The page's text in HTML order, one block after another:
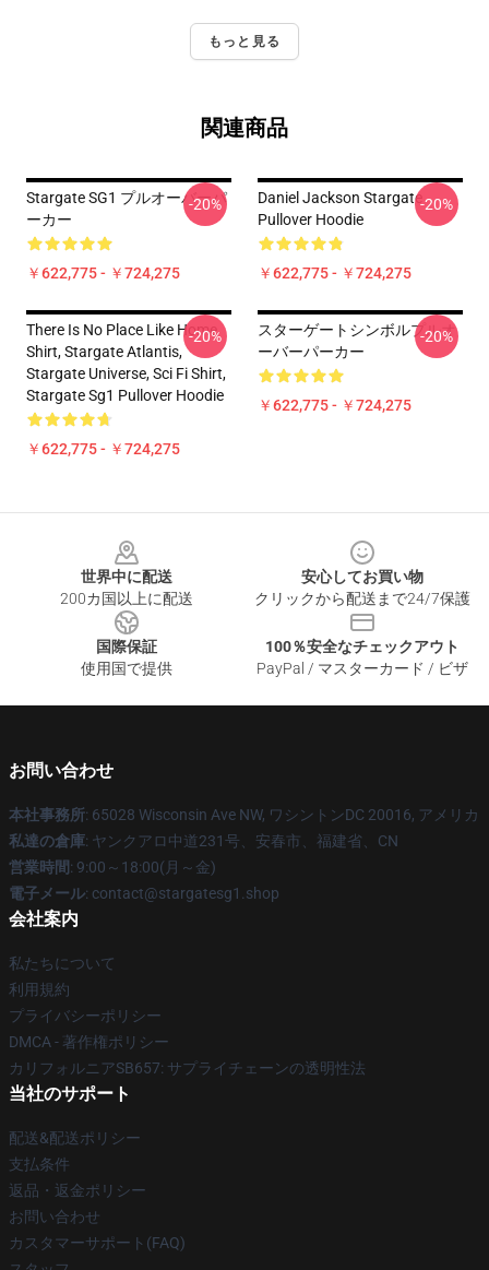
もっと見る
関連商品
Stargate SG1 プルオーバーパ
ーカー
￥622,775 - ￥724,275
-20%
Daniel Jackson Stargate
Pullover Hoodie
￥622,775 - ￥724,275
-20%
There Is No Place Like Home
Shirt, Stargate Atlantis,
Stargate Universe, Sci Fi Shirt,
Stargate Sg1 Pullover Hoodie
￥622,775 - ￥724,275
-20%
スターゲートシンボルプルオ
ーバーパーカー
￥622,775 - ￥724,275
-20%
世界中に配送
200カ国以上に配送
安心してお買い物
クリックから配送まで24/7保護
国際保証
使用国で提供
100％安全なチェックアウト
PayPal / マスターカード / ビザ
お問い合わせ
本社事務所: 65028 Wisconsin Ave NW, ワシントンDC 20016, アメリカ
私達の倉庫: ヤンクアロ中道231号、安春市、福建省、CN
営業時間: 9:00～18:00(月～金)
電子メール: contact@stargatesg1.shop
会社案内
私たちについて
利用規約
プライバシーポリシー
DMCA - 著作権ポリシー
カリフォルニアSB657: サプライチェーンの透明性法
当社のサポート
配送&配送ポリシー
支払条件
返品・返金ポリシー
お問い合わせ
カスタマーサポート(FAQ)